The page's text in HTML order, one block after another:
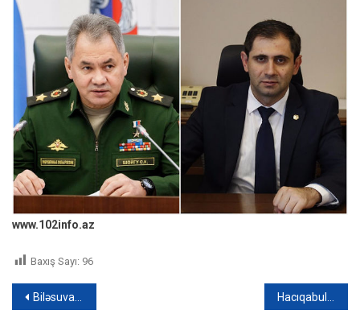
www.102info.az
Baxış Sayı: 96
Yazı
Biləsuvarda avtomobillər toqquşub, xəsarət alanlar var – FOTO